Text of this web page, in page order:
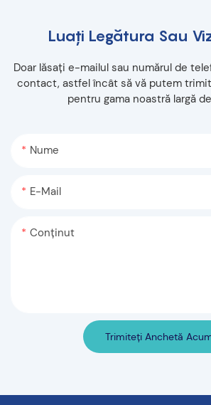
Luați Legătura Sau
Doar lăsați e-mailul sau numărul de
contact, astfel încât să vă putem
pentru gama noastră largă
Nume
E-Mail
Conţinut
Trimiteți Anchetă